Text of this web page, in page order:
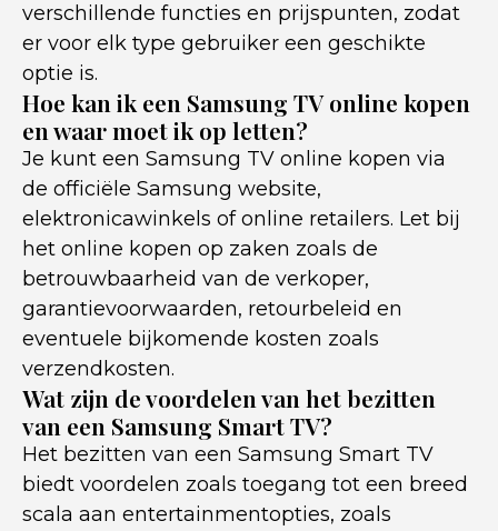
verschillende functies en prijspunten, zodat
er voor elk type gebruiker een geschikte
optie is.
Hoe kan ik een Samsung TV online kopen
en waar moet ik op letten?
Je kunt een Samsung TV online kopen via
de officiële Samsung website,
elektronicawinkels of online retailers. Let bij
het online kopen op zaken zoals de
betrouwbaarheid van de verkoper,
garantievoorwaarden, retourbeleid en
eventuele bijkomende kosten zoals
verzendkosten.
Wat zijn de voordelen van het bezitten
van een Samsung Smart TV?
Het bezitten van een Samsung Smart TV
biedt voordelen zoals toegang tot een breed
scala aan entertainmentopties, zoals